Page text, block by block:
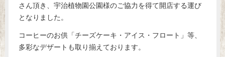
さん頂き、宇治植物園公園様のご協力を得て開店する運び
となりました。
コーヒーのお供「チーズケーキ・アイス・フロート」等、
多彩なデザートも取り揃えております。